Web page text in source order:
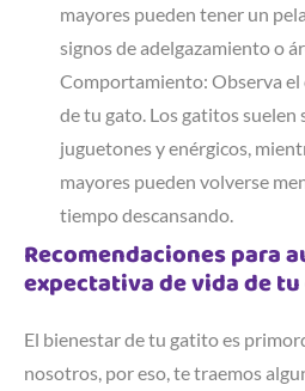
mayores pueden tener un
signos de adelgazamiento o
Comportamiento: Observa
de tu gato. Los gatitos suelen
juguetones y enérgicos,
mayores pueden volverse
tiempo descansando.
Recomendaciones para
expectativa de vida de
El bienestar de tu gatito es
nosotros, por eso, te traemos